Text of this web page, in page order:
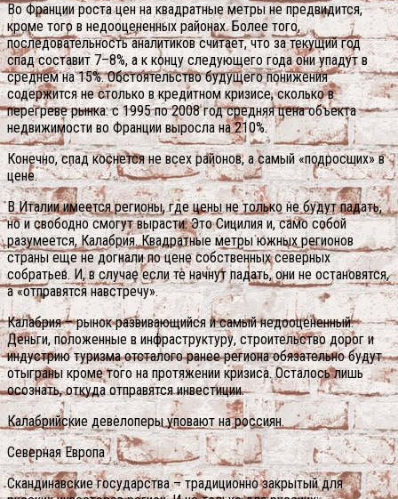
Во Франции роста цен на квадратные метры не предвидится,
кроме того в недооцененных районах. Более того,
последовательность аналитиков считает, что за текущий год
спад составит 7–8%, а к концу следующего года они упадут в
среднем на 15%. Обстоятельство будущего понижения
содержится не столько в кредитном кризисе, сколько в
перегреве рынка: с 1995 по 2008 год средняя цена объекта
недвижимости во Франции выросла на 210%.
Конечно, спад коснется не всех районов, а самый «подросших» в
цене.
В Италии имеется регионы, где цены не только не будут падать,
но и свободно смогут вырасти. Это Сицилия и, само собой
разумеется, Калабрия. Квадратные метры южных регионов
страны еще не догнали по цене собственных северных
собратьев. И, в случае если те начнут падать, они не остановятся,
а «отправятся навстречу».
Калабрия – рынок развивающийся и самый недооцененный.
Деньги, положенные в инфраструктуру, строительство дорог и
индустрию туризма отсталого ранее региона обязательно будут
отыграны кроме того на протяжении кризиса. Осталось лишь
осознать, откуда отправятся инвестиции.
Калабрийские девелоперы уповают на россиян.
Северная Европа
Скандинавские государства – традиционно закрытый для